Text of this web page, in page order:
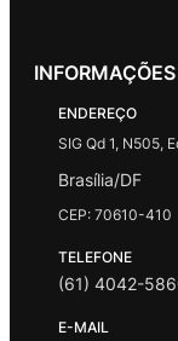
INFORMAÇÕES
ENDEREÇO
SIG Qd 1, N505,
Brasília/DF
CEP: 70610-410
TELEFONE
(61) 4042-
E-MAIL